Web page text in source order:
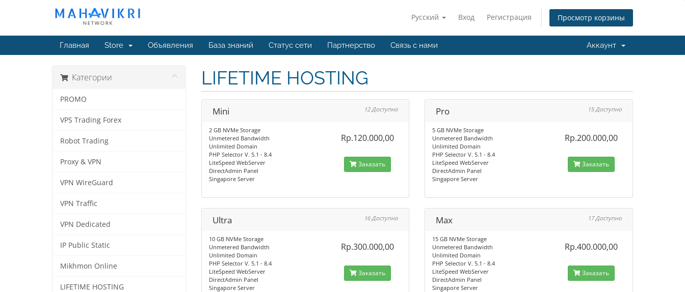
Русский Вход Регистрация Просмотр корзины
Главная Store Объявления База знаний Статус сети Партнерство Связь с нами Аккаунт
Категории
PROMO
VPS Trading Forex
Robot Trading
Proxy & VPN
VPN WireGuard
VPN Traffic
VPN Dedicated
IP Public Static
Mikhmon Online
LIFETIME HOSTING
LIFETIME HOSTING
Mini 12 Доступно
2 GB NVMe Storage
Unmetered Bandwidth
Unlimited Domain
PHP Selector V. 5.1 - 8.4
LiteSpeed WebServer
DirectAdmin Panel
Singapore Server
Rp.120.000,00
Заказать
Pro 15 Доступно
5 GB NVMe Storage
Unmetered Bandwidth
Unlimited Domain
PHP Selector V. 5.1 - 8.4
LiteSpeed WebServer
DirectAdmin Panel
Singapore Server
Rp.200.000,00
Заказать
Ultra 16 Доступно
10 GB NVMe Storage
Unmetered Bandwidth
Unlimited Domain
PHP Selector V. 5.1 - 8.4
LiteSpeed WebServer
DirectAdmin Panel
Singapore Server
Rp.300.000,00
Заказать
Max 17 Доступно
15 GB NVMe Storage
Unmetered Bandwidth
Unlimited Domain
PHP Selector V. 5.1 - 8.4
LiteSpeed WebServer
DirectAdmin Panel
Singapore Server
Rp.400.000,00
Заказать